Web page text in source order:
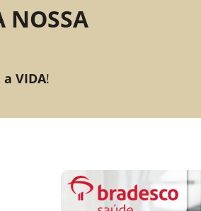
NOSSA
a VIDA!